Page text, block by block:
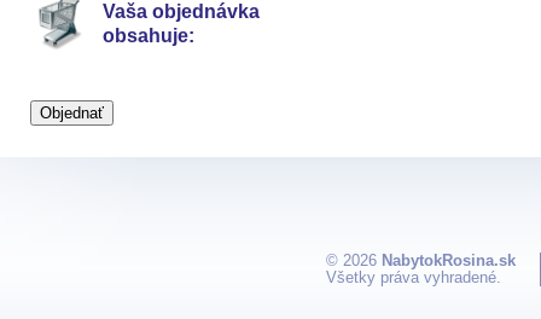
Vaša objednávka
obsahuje:
© 2026 NabytokRosina.sk
Všetky práva vyhradené.